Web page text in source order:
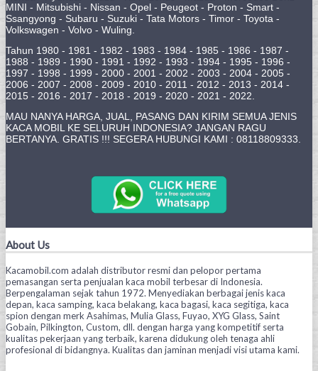
MINI - Mitsubishi - Nissan - Opel - Peugeot - Proton - Smart -
Ssangyong - Subaru - Suzuki - Tata Motors - Timor - Toyota -
Volkswagen - Volvo - Wuling.
Tahun 1980 - 1981 - 1982 - 1983 - 1984 - 1985 - 1986 - 1987 -
1988 - 1989 - 1990 - 1991 - 1992 - 1993 - 1994 - 1995 - 1996 -
1997 - 1998 - 1999 - 2000 - 2001 - 2002 - 2003 - 2004 - 2005 -
2006 - 2007 - 2008 - 2009 - 2010 - 2011 - 2012 - 2013 - 2014 -
2015 - 2016 - 2017 - 2018 - 2019 - 2020 - 2021 - 2022.
MAU NANYA HARGA, JUAL, PASANG DAN KIRIM SEMUA JENIS
KACA MOBIL KE SELURUH INDONESIA? JANGAN RAGU
BERTANYA. GRATIS !!! SEGERA HUBUNGI KAMI : 08118809333.
About Us
Kacamobil.com adalah distributor resmi dan pelopor pertama
pemasangan serta penjualan kaca mobil terbesar di Indonesia.
Berpengalaman sejak tahun 1972. Menyediakan berbagai jenis kaca
depan, kaca samping, kaca belakang, kaca bagasi, kaca segitiga, kaca
spion dengan merk Asahimas, Mulia Glass, Fuyao, XYG Glass, Saint
Gobain, Pilkington, Custom, dll. dengan harga yang kompetitif serta
kualitas pekerjaan yang terbaik, karena didukung oleh tenaga ahli
profesional di bidangnya. Kualitas dan jaminan menjadi visi utama kami.